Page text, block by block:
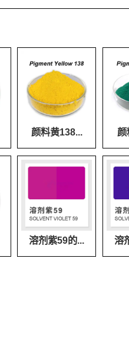
颜料黄138... 颜
溶剂紫59的... 溶